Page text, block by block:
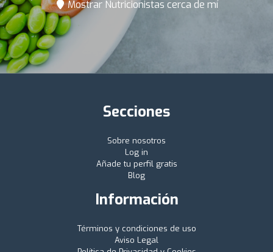
Mostrar Nutricionistas cerca de mí
Secciones
Sobre nosotros
Log in
Añade tu perfil gratis
Blog
Información
Términos y condiciones de uso
Aviso Legal